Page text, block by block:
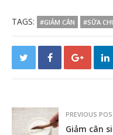
TAGS: #GIẢM CÂN #SỮA
PREVIOUS
Giảm cân